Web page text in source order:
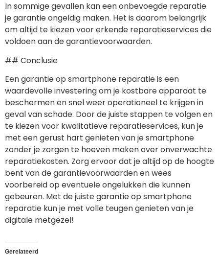
In sommige gevallen kan een onbevoegde reparatie
je garantie ongeldig maken. Het is daarom belangrijk
om altijd te kiezen voor erkende reparatieservices die
voldoen aan de garantievoorwaarden.
## Conclusie
Een garantie op smartphone reparatie is een
waardevolle investering om je kostbare apparaat te
beschermen en snel weer operationeel te krijgen in
geval van schade. Door de juiste stappen te volgen en
te kiezen voor kwalitatieve reparatieservices, kun je
met een gerust hart genieten van je smartphone
zonder je zorgen te hoeven maken over onverwachte
reparatiekosten. Zorg ervoor dat je altijd op de hoogte
bent van de garantievoorwaarden en wees
voorbereid op eventuele ongelukken die kunnen
gebeuren. Met de juiste garantie op smartphone
reparatie kun je met volle teugen genieten van je
digitale metgezel!
Gerelateerd